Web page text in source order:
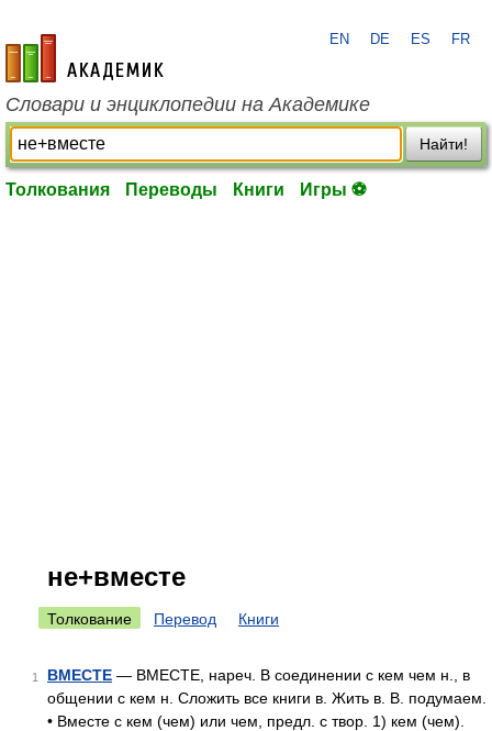
academic.ru
EN DE ES FR
Словари и энциклопедии на Академике
Найти!
Толкования Переводы Книги Игры ⚽
не+вместе
Толкование Перевод Книги
1 ВМЕСТЕ — ВМЕСТЕ, нареч. В соединении с кем чем н., в
общении с кем н. Сложить все книги в. Жить в. В. подумаем.
• Вместе с кем (чем) или чем, предл. с твор. 1) кем (чем).